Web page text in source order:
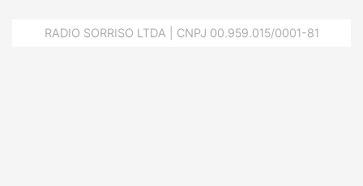
RADIO SORRISO LTDA | CNPJ 00.959.015/0001-81